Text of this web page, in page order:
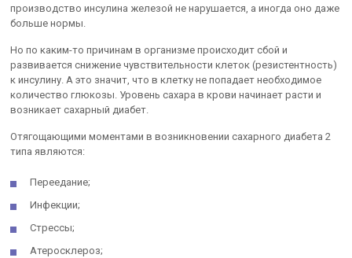
производство инсулина железой не нарушается, а иногда оно даже
больше нормы.
Но по каким-то причинам в организме происходит сбой и
развивается снижение чувствительности клеток (резистентность)
к инсулину. А это значит, что в клетку не попадает необходимое
количество глюкозы. Уровень сахара в крови начинает расти и
возникает сахарный диабет.
Отягощающими моментами в возникновении сахарного диабета 2
типа являются:
Переедание;
Инфекции;
Стрессы;
Атеросклероз;